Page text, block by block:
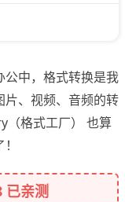
公中，格式转换是我
片、视频、音频的转
（格式工厂） 也算
已亲测